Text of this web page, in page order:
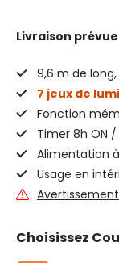
Livraison prévue
9,6 m de
7 jeux de
Fonction
Timer 8h ON
Alimentation
Usage en
Choisissez